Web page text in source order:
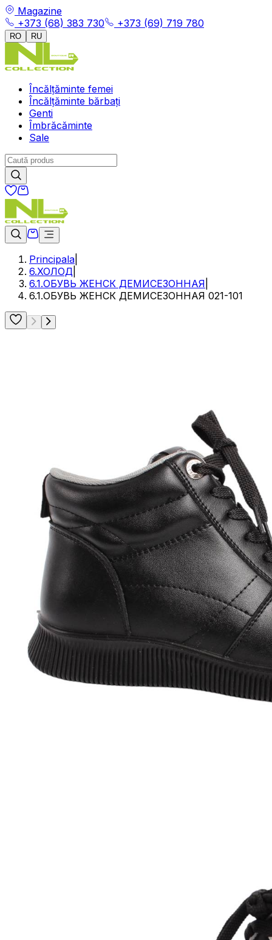
Magazine
+373 (68) 383 730
+373 (69) 719 780
RO RU
Încălțăminte femei
Încălțăminte bărbați
Genti
Îmbrăcăminte
Sale
Principala
6.ХОЛОД
6.1.ОБУВЬ ЖЕНСК ДЕМИСЕЗОННАЯ
6.1.ОБУВЬ ЖЕНСК ДЕМИСЕЗОННАЯ 021-101